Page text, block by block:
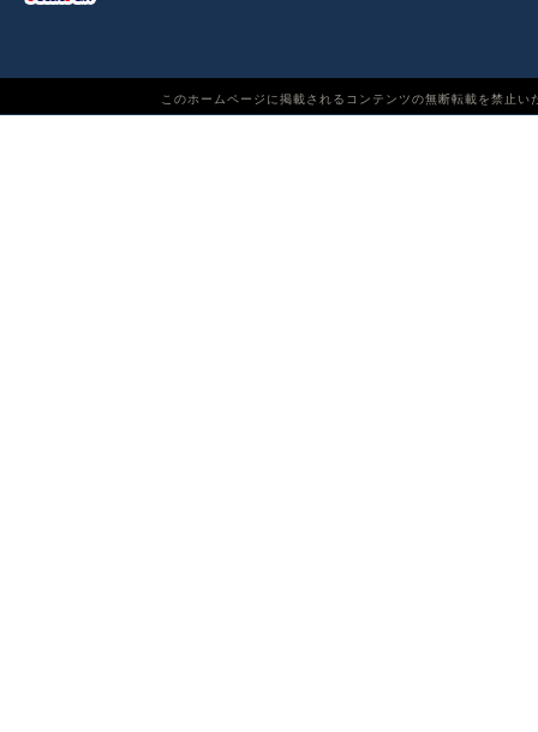
このホームページに掲載されるコンテンツの無断転載を禁